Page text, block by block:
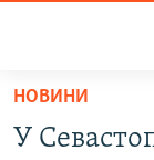
Перейти
основного
НОВИНИ
У